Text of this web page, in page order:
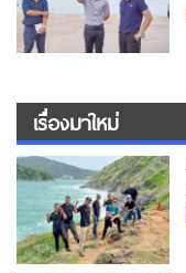
เรื่องมาใหม่